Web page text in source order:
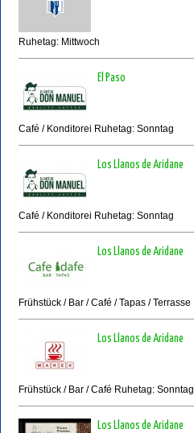
Ruhetag: Mittwoch
El Paso
Café / Konditorei Ruhetag: Sonntag
Los Llanos de Aridane
Café / Konditorei Ruhetag: Sonntag
Los Llanos de Aridane
Frühstück / Bar / Café / Tapas / Terrasse
Los Llanos de Aridane
Frühstück / Bar / Café Ruhetag: Sonntag
Los Llanos de Aridane